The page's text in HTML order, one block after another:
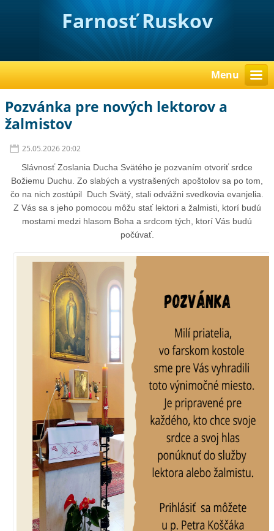
Farnosť Ruskov
Menu
Pozvánka pre nových lektorov a
žalmistov
25.05.2026 20:02
Slávnosť Zoslania Ducha Svätého je pozvaním otvoriť srdce
Božiemu Duchu. Zo slabých a vystrašených apoštolov sa po tom,
čo na nich zostúpil Duch Svätý, stali odvážni svedkovia evanjelia.
Z Vás sa s jeho pomocou môžu stať lektori a žalmisti, ktorí budú
mostami medzi hlasom Boha a srdcom tých, ktorí Vás budú
počúvať.